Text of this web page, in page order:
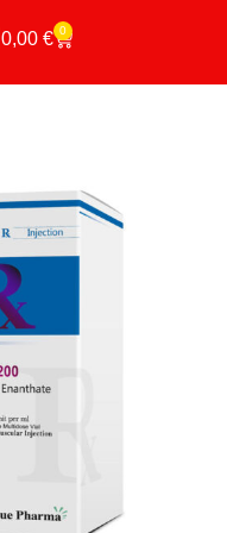
0,00 € 0